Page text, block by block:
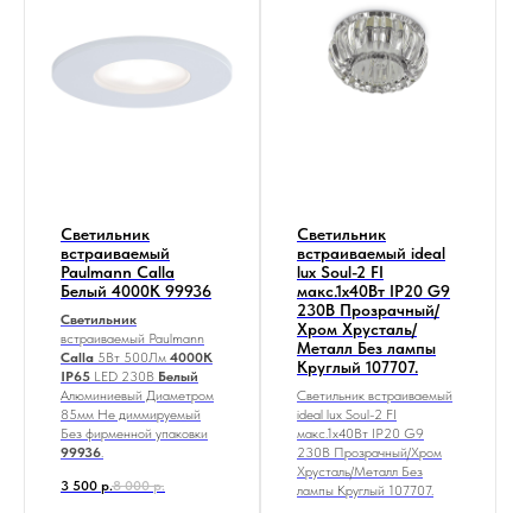
Светильник
встраиваемый
Paulmann Calla
Белый 4000К 99936
Светильник
встраиваемый Paulmann
Calla 5Вт 500Лм 4000К
IP65 LED 230В Белый
Алюминиевый Диаметром
85мм Не диммируемый
Без фирменной упаковки
99936.
3 500 р.8 000 р.
Светильник
встраиваемый ideal
lux Soul-2 FI
макс.1х40Вт IP20 G9
230В Прозрачный/
Хром Хрусталь/
Металл Без лампы
Круглый 107707.
Светильник встраиваемый
ideal lux Soul-2 FI
макс.1х40Вт IP20 G9
230В Прозрачный/Хром
Хрусталь/Металл Без
лампы Круглый 107707.